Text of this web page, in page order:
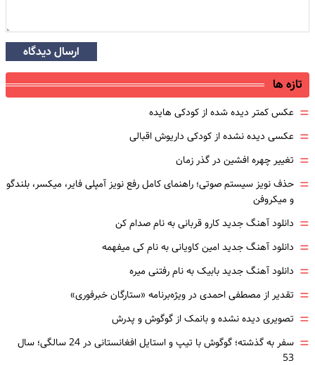
ارسال دیدگاه
تازه ها
= عکس کمتر دیده شده از کودکی هایده
= عکسی دیده نشده از کودکی داریوش اقبالی
= تغییر چهره افشین در گذر زمان
= حذف نویز سیستم صوتی؛ راهنمای کامل رفع نویز آمپلی فایر، میکسر، بلندگو
و میکروفن
= دانلود آهنگ جدید کارو قربانی به نام صدام کن
= دانلود آهنگ جدید امین کاویانی به نام کی میفهمه
= دانلود آهنگ جدید بابیک به نام رفتنی میره
= تقدیر از مصطفی احمدی در ویژه‌برنامه «ستارگان خبرفوری»
= تصویری دیده نشده و بانمک از گوگوش و پدرش
=
سفر به گذشته؛ گوگوش با تیپ و استایل افغانستانی در 24 سالگی؛ سال
53